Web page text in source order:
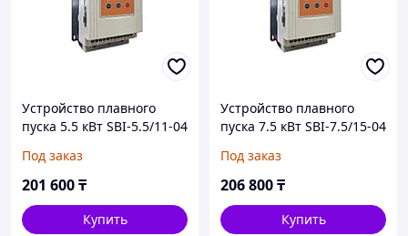
Устройство плавного
пуска 5.5 кВт SBI-5.5/11-04
Под заказ
201 600₸
Купить
Устройство плавного
пуска 7.5 кВт SBI-7.5/15-04
Под заказ
206 800₸
Купить